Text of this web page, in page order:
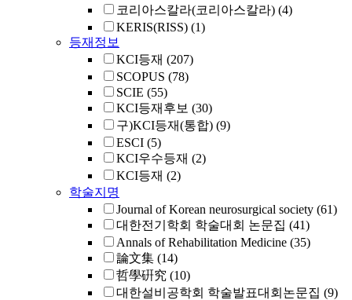
코리아스칼라(코리아스칼라) (4)
KERIS(RISS) (1)
등재정보
KCI등재 (207)
SCOPUS (78)
SCIE (55)
KCI등재후보 (30)
구)KCI등재(통합) (9)
ESCI (5)
KCI우수등재 (2)
KCI등재 (2)
학술지명
Journal of Korean neurosurgical society (61)
대한전기학회 학술대회 논문집 (41)
Annals of Rehabilitation Medicine (35)
論文集 (14)
哲學硏究 (10)
대한설비공학회 학술발표대회논문집 (9)